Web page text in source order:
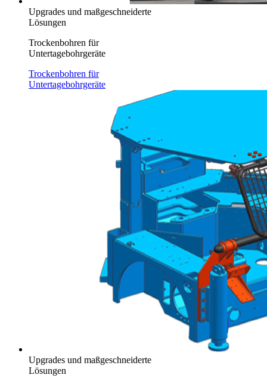
Upgrades und maßgeschneiderte
Lösungen
Trockenbohren für
Untertagebohrgeräte
Trockenbohren für
Untertagebohrgeräte
Upgrades und maßgeschneiderte
Lösungen